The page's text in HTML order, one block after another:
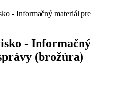
- Informačný materiál pre
- Informačný
(brožúra)